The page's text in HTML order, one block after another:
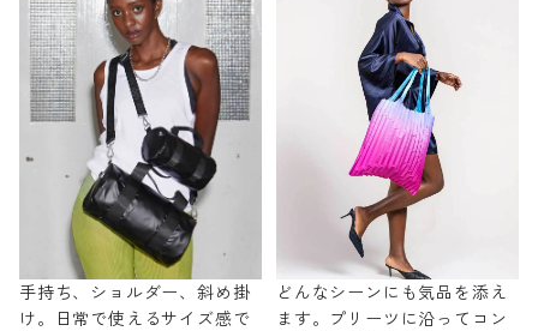
手持ち、ショルダー、斜め掛
け。日常で使えるサイズ感で
どんなシーンにも気品を添え
ます。プリーツに沿ってコン